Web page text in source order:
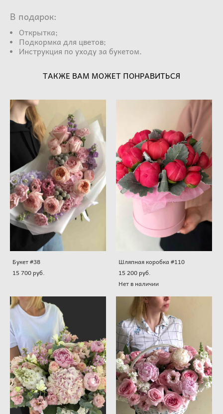
В подарок:
Открытка;
Подкормка для цветов;
Инструкция по уходу за букетом.
ТАКЖЕ ВАМ МОЖЕТ ПОНРАВИТЬСЯ
Букет #38
15 700 pуб.
Шляпная коробка #110
15 200 pуб.
Нет в наличии